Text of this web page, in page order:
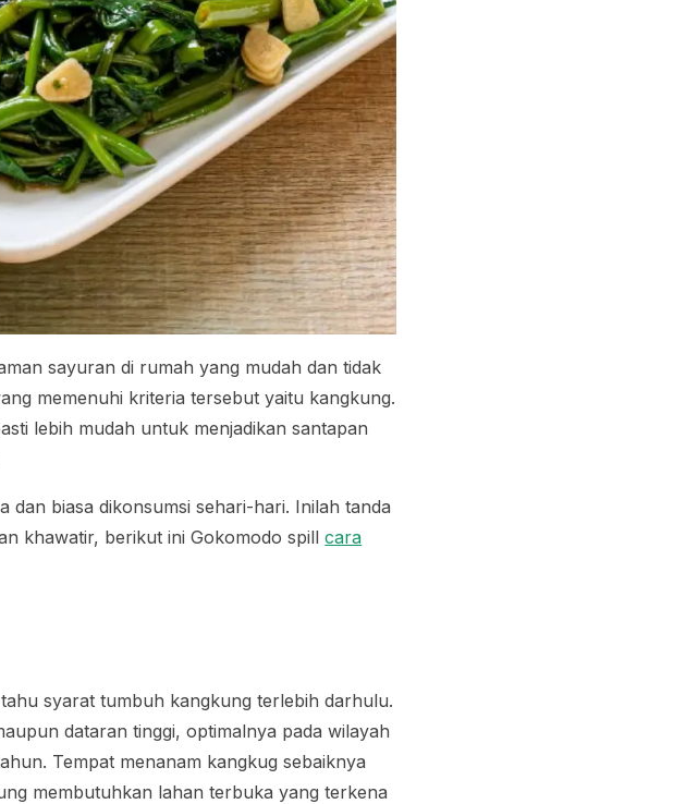
sayuran di rumah yang mudah dan tidak
memenuhi kriteria tersebut yaitu kangkung.
lebih mudah untuk menjadikan santapan
dan biasa dikonsumsi sehari-hari. Inilah tanda
khawatir, berikut ini Gokomodospill cara
syarat tumbuh kangkung terlebih darhulu.
dataran tinggi, optimalnya pada wilayah
Tempat menanam kangkug sebaiknya
membutuhkan lahan terbuka yang terkena